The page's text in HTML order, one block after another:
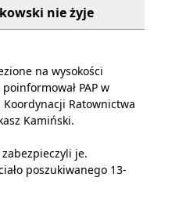
nie żyje
na wysokości
PAP w
Ratownictwa
Kamiński.
je.
poszukiwanego 13-